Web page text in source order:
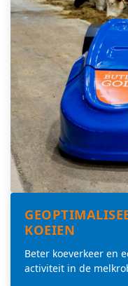
KOEIEN
Beter koeverkeer en
activiteit in de